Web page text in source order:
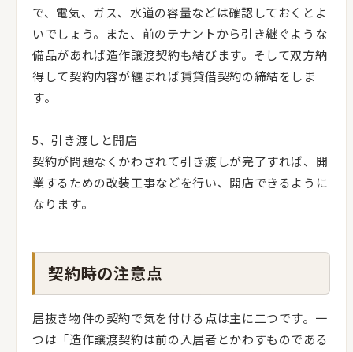
で、電気、ガス、水道の容量などは確認しておくとよ
いでしょう。また、前のテナントから引き継ぐような
備品があれば造作譲渡契約も結びます。そして双方納
得して契約内容が纏まれば賃貸借契約の締結をしま
す。
5、引き渡しと開店
契約が問題なくかわされて引き渡しが完了すれば、開
業するための改装工事などを行い、開店できるように
なります。
契約時の注意点
居抜き物件の契約で気を付ける点は主に二つです。一
つは「造作譲渡契約は前の入居者とかわすものである